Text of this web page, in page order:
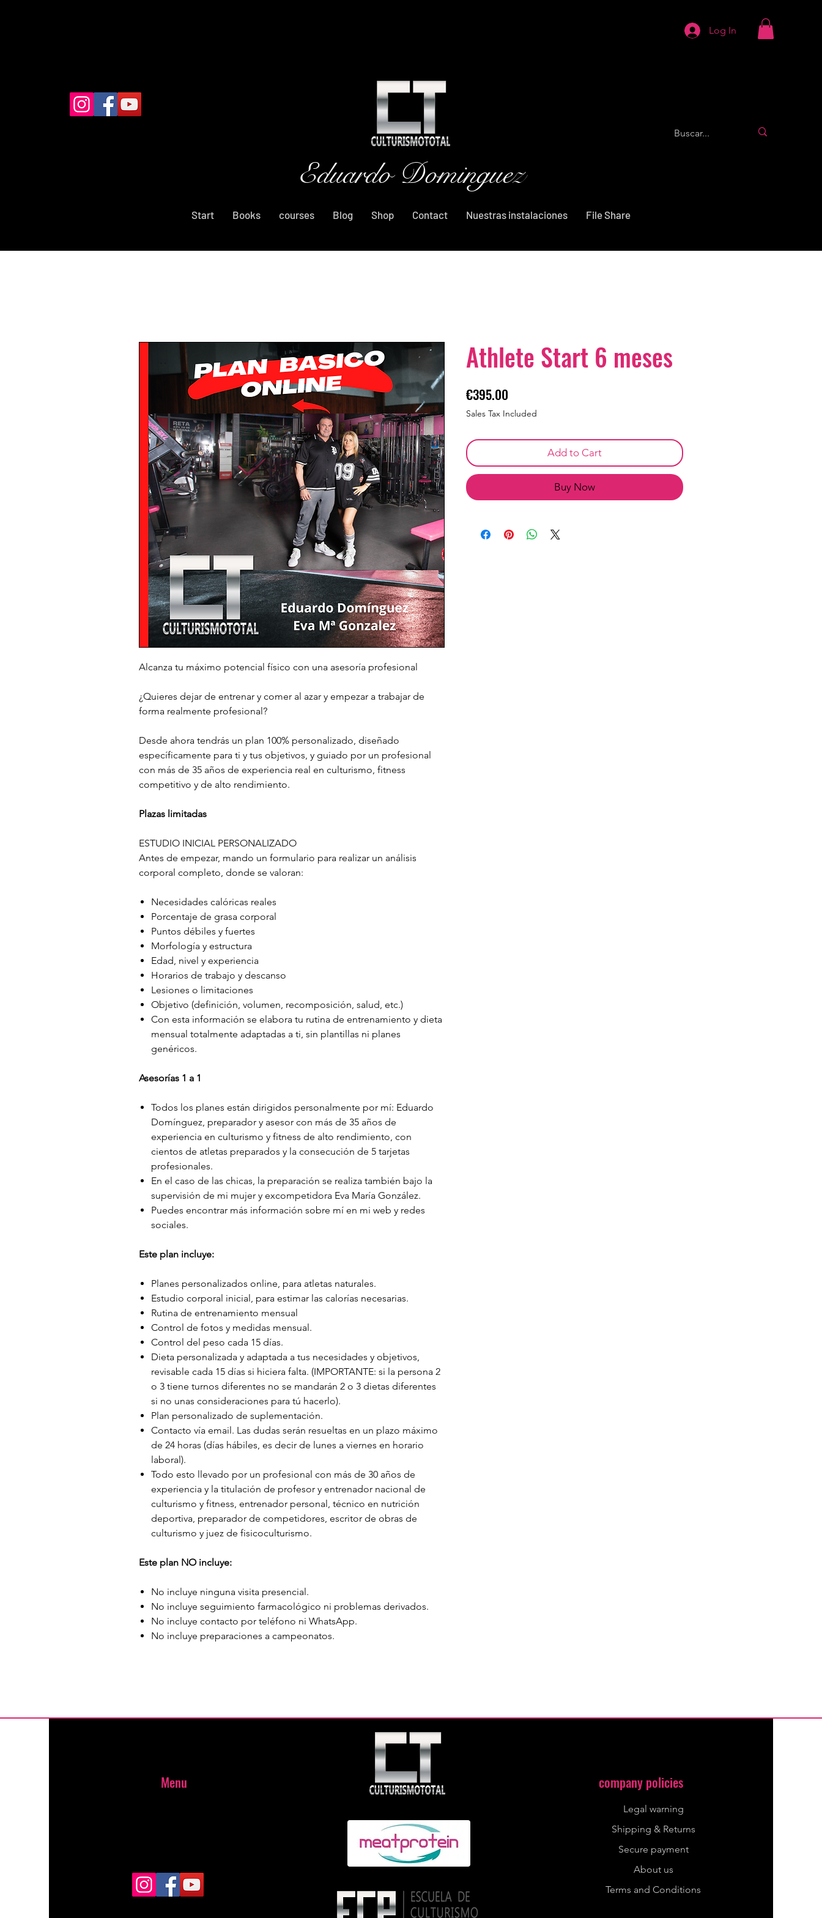
Log In
Eduardo Dominguez
Start Books courses Blog Shop Contact Nuestras instalaciones File Share
Alcanza tu máximo potencial físico con una asesoría profesional
¿Quieres dejar de entrenar y comer al azar y empezar a trabajar de
forma realmente profesional?
Desde ahora tendrás un plan 100% personalizado, diseñado
específicamente para ti y tus objetivos, y guiado por un profesional
con más de 35 años de experiencia real en culturismo, fitness
competitivo y de alto rendimiento.
Plazas limitadas
ESTUDIO INICIAL PERSONALIZADO
Antes de empezar, mando un formulario para realizar un análisis
corporal completo, donde se valoran:
Necesidades calóricas reales
Porcentaje de grasa corporal
Puntos débiles y fuertes
Morfología y estructura
Edad, nivel y experiencia
Horarios de trabajo y descanso
Lesiones o limitaciones
Objetivo (definición, volumen, recomposición, salud, etc.)
Con esta información se elabora tu rutina de entrenamiento y dieta
mensual totalmente adaptadas a ti, sin plantillas ni planes
genéricos.
Asesorías 1 a 1
Todos los planes están dirigidos personalmente por mí: Eduardo
Domínguez, preparador y asesor con más de 35 años de
experiencia en culturismo y fitness de alto rendimiento, con
cientos de atletas preparados y la consecución de 5 tarjetas
profesionales.
En el caso de las chicas, la preparación se realiza también bajo la
supervisión de mi mujer y excompetidora Eva María González.
Puedes encontrar más información sobre mí en mi web y redes
sociales.
Este plan incluye:
Planes personalizados online, para atletas naturales.
Estudio corporal inicial, para estimar las calorías necesarias.
Rutina de entrenamiento mensual
Control de fotos y medidas mensual.
Control del peso cada 15 días.
Dieta personalizada y adaptada a tus necesidades y objetivos,
revisable cada 15 días si hiciera falta. (IMPORTANTE: si la persona 2
o 3 tiene turnos diferentes no se mandarán 2 o 3 dietas diferentes
si no unas consideraciones para tú hacerlo).
Plan personalizado de suplementación.
Contacto vía email. Las dudas serán resueltas en un plazo máximo
de 24 horas (días hábiles, es decir de lunes a viernes en horario
laboral).
Todo esto llevado por un profesional con más de 30 años de
experiencia y la titulación de profesor y entrenador nacional de
culturismo y fitness, entrenador personal, técnico en nutrición
deportiva, preparador de competidores, escritor de obras de
culturismo y juez de fisicoculturismo.
Este plan NO incluye:
No incluye ninguna visita presencial.
No incluye seguimiento farmacológico ni problemas derivados.
No incluye contacto por teléfono ni WhatsApp.
No incluye preparaciones a campeonatos.
Athlete Start 6 meses
€395.00
Sales Tax Included
Add to Cart
Buy Now
Menu company policies
Legal warning
Shipping & Returns
Secure payment
About us
Terms and Conditions